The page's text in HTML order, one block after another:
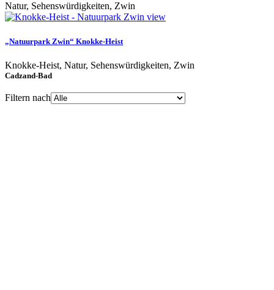
Natur, Sehenswürdigkeiten, Zwin
view
„Natuurpark Zwin“ Knokke-Heist
Knokke-Heist, Natur, Sehenswürdigkeiten, Zwin
Cadzand-Bad
Filtern nach